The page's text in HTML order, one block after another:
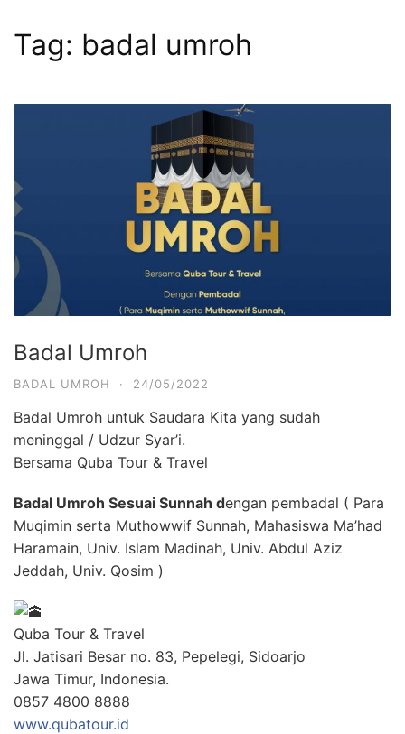
Tag: badal umroh
Badal Umroh
BADAL UMROH · 24/05/2022
Badal Umroh untuk Saudara Kita yang sudah
meninggal / Udzur Syar’i.
Bersama Quba Tour & Travel
Badal Umroh Sesuai Sunnah dengan pembadal ( Para
Muqimin serta Muthowwif Sunnah, Mahasiswa Ma’had
Haramain, Univ. Islam Madinah, Univ. Abdul Aziz
Jeddah, Univ. Qosim )
Quba Tour & Travel
Jl. Jatisari Besar no. 83, Pepelegi, Sidoarjo
Jawa Timur, Indonesia.
0857 4800 8888
www.qubatour.id